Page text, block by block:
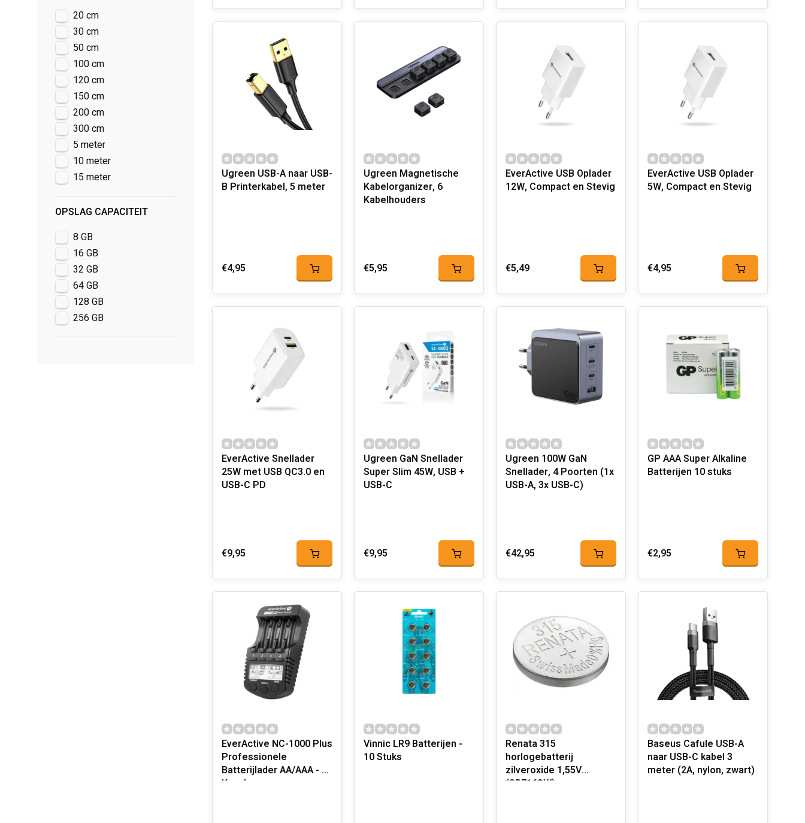
20 cm
30 cm
50 cm
100 cm
120 cm
150 cm
200 cm
300 cm
5 meter
10 meter
15 meter
OPSLAG CAPACITEIT
8 GB
16 GB
32 GB
64 GB
128 GB
256 GB
Ugreen USB-A naar USB-
B Printerkabel, 5 meter
€4,95
Ugreen Magnetische
Kabelorganizer, 6
Kabelhouders
€5,95
EverActive USB Oplader
12W, Compact en Stevig
€5,49
EverActive USB Oplader
5W, Compact en Stevig
€4,95
EverActive Snellader
25W met USB QC3.0 en
USB-C PD
€9,95
Ugreen GaN Snellader
Super Slim 45W, USB +
USB-C
€9,95
Ugreen 100W GaN
Snellader, 4 Poorten (1x
USB-A, 3x USB-C)
€42,95
GP AAA Super Alkaline
Batterijen 10 stuks
€2,95
EverActive NC-1000 Plus
Professionele
Batterijlader AA/AAA - 4
Kanalen
Vinnic LR9 Batterijen -
10 Stuks
Renata 315
horlogebatterij
zilveroxide 1,55V
(SR716SW)
Baseus Cafule USB-A
naar USB-C kabel 3
meter (2A, nylon, zwart)